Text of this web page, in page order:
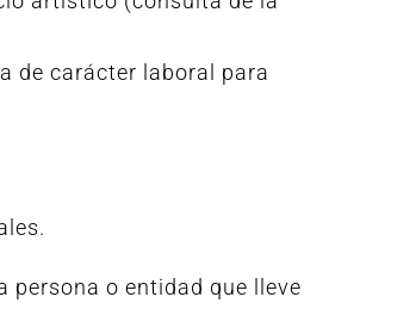
de carácter laboral para
persona o entidad que lleve